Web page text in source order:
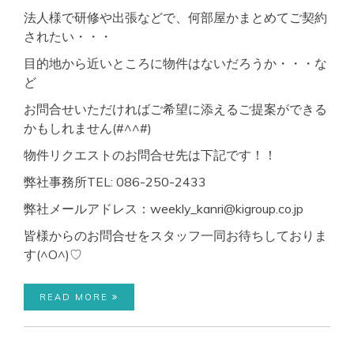
法人様で研修や出張などで、何部屋かまとめてご契約
されたい・・・
目的地から近いところに物件はないだろうか・・・な
ど
お問合せいただければご希望に添えるご提案ができる
かもしれません(#^^#)
物件リクエストのお問合せ先は下記です！！
弊社事務所TEL: 086-250-2433
弊社メールアドレス：weekly_kanri@kigroup.co.jp
皆様からのお問合せをスタッフ一同お待ちしておりま
す(^O^)♡
READ MORE